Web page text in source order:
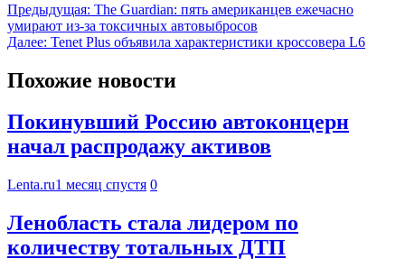
Предыдущая: The Guardian: пять американцев ежечасно
умирают из-за токсичных автовыбросов
Далее: Tenet Plus объявила характеристики кроссовера L6
Похожие новости
Покинувший Россию автоконцерн
начал распродажу активов
Lenta.ru1 месяц спустя 0
Ленобласть стала лидером по
количеству тотальных ДТП